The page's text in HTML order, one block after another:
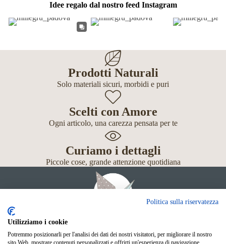
Idee regalo dal nostro feed Instagram
Prodotti Naturali
Solo materiali sicuri, morbidi e puri
Scelti con Amore
Ogni articolo, una carezza pensata per te
Curiamo i dettagli
Piccole cose, grande attenzione quotidiana
Giochi
Politica sulla riservatezza
Utilizziamo i cookie
Potremmo posizionarli per l'analisi dei dati dei nostri visitatori, per migliorare il nostro
sito Web, mostrare contenuti personalizzati e offrirti un'esperienza di navigazione